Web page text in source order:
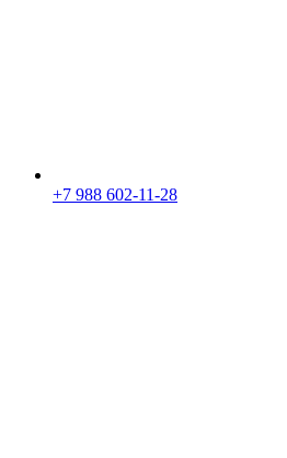
+7 988 602-11-28